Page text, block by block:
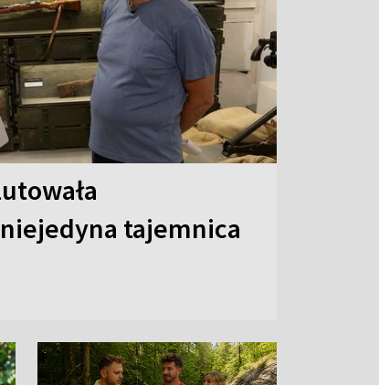
tajemnica